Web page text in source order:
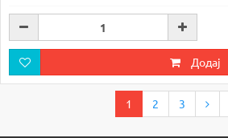
Додај
1 2 3